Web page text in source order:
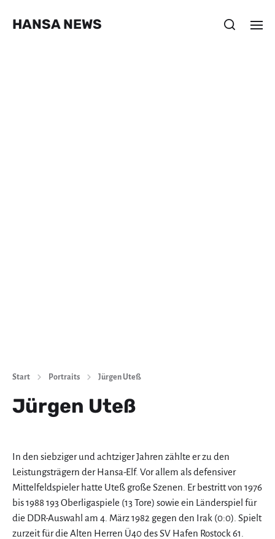
HANSA NEWS
Start Portraits Jürgen Uteß
Jürgen Uteß
In den siebziger und achtziger Jahren zählte er zu den
Leistungsträgern der Hansa-Elf. Vor allem als defensiver
Mittelfeldspieler hatte Uteß große Szenen. Er bestritt von 1976
bis 1988 193 Oberligaspiele (13 Tore) sowie ein Länderspiel für
die DDR-Auswahl am 4. März 1982 gegen den Irak (0:0). Spielt
zurzeit für die Alten Herren Ü40 des SV Hafen Rostock 61.